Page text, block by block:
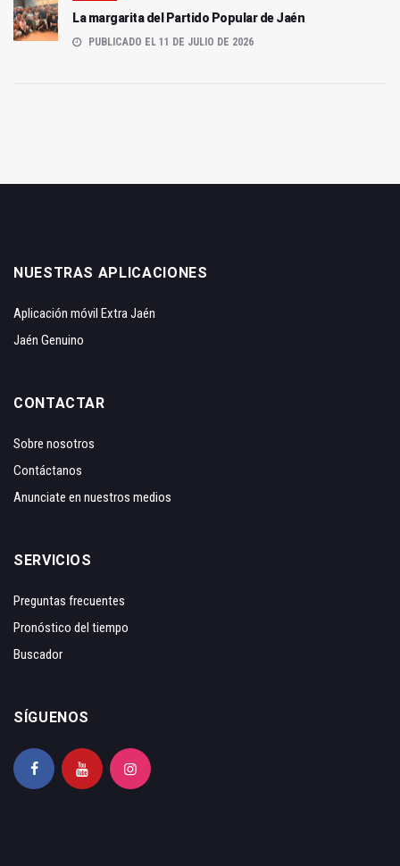
La margarita del Partido Popular de Jaén
PUBLICADO EL 11 DE JULIO DE 2026
NUESTRAS APLICACIONES
Aplicación móvil Extra Jaén
Jaén Genuino
CONTACTAR
Sobre nosotros
Contáctanos
Anunciate en nuestros medios
SERVICIOS
Preguntas frecuentes
Pronóstico del tiempo
Buscador
SÍGUENOS